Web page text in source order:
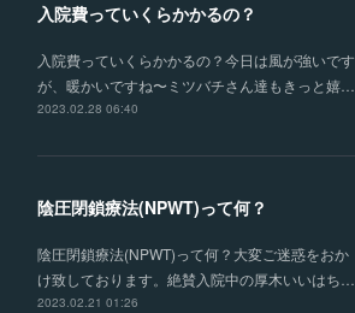
入院費っていくらかかるの？
入院費っていくらかかるの？今日は風が強いです
が、暖かいですね〜ミツバチさん達もきっと嬉…
2023.02.28 06:40
陰圧閉鎖療法(NPWT)って何？
陰圧閉鎖療法(NPWT)って何？大変ご迷惑をおか
け致しております。絶賛入院中の厚木いいはち…
2023.02.21 01:26